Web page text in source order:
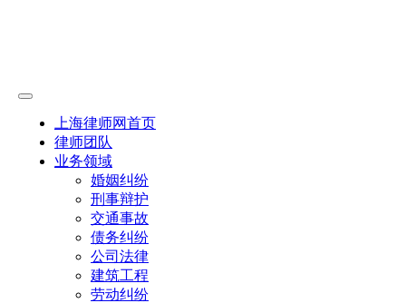
上海律师网首页
律师团队
业务领域
婚姻纠纷
刑事辩护
交通事故
债务纠纷
公司法律
建筑工程
劳动纠纷